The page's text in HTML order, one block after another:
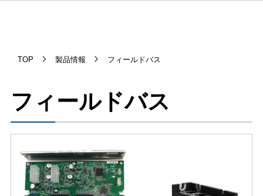
TOP 製品情報 フィールドバス
フィールドバス